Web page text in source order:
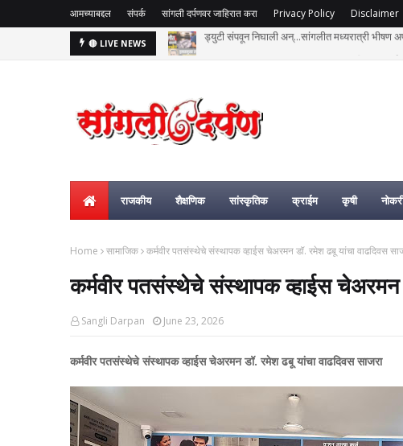
आमच्याबद्दल संपर्क सांगली दर्पणवर जाहिरात करा Privacy Policy Disclaimer
🔴 LIVE NEWS हसतमुख तरुण काळाच्या पडद्याआड: अक्षय विष्णुपंत
राजकीय शैक्षणिक सांस्कृतिक क्राईम कृषी
Home सामाजिक कर्मवीर पतसंस्थेचे संस्थापक व्हाईस चेअरमन डॉ. रमेश ढबू यांचा वाढदिवस
कर्मवीर पतसंस्थेचे संस्थापक व्हाईस चेअरमन
Sangli Darpan June 23, 2026
कर्मवीर पतसंस्थेचे संस्थापक व्हाईस चेअरमन डॉ. रमेश ढबू यांचा वाढदिवस साजरा